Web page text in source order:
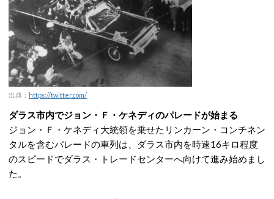
出典： https://twitter.com/
ダラス市内でジョン・Ｆ・ケネディのパレードが始まる
ジョン・Ｆ・ケネディ大統領を乗せたリンカーン・コンチネン
タルを含むパレードの車列は、ダラス市内を時速16キロ程度
のスピードでダラス・トレードセンターへ向けて進み始めまし
た。